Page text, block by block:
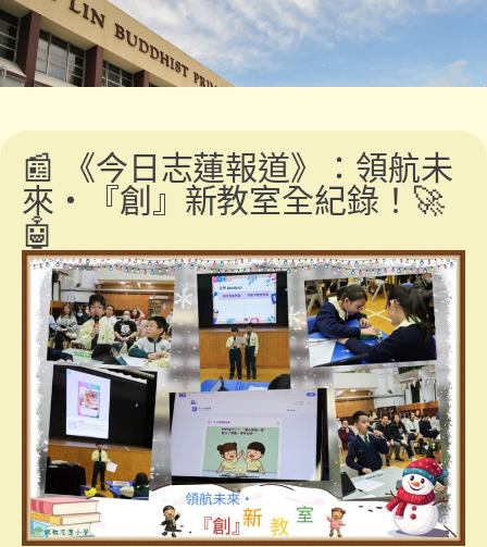
📰 《今日志蓮報道》：領航未
來・『創』新教室全紀錄！🚀
🤖